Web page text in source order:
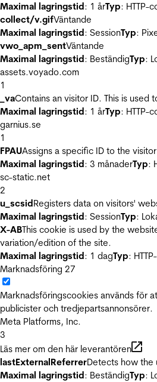
Maximal lagringstid: 1 årTyp: HTTP-
collect/v.gifVäntande
Maximal lagringstid: SessionTyp:
vwo_apm_sentVäntande
Maximal lagringstid: BeständigTyp:
assets.voyado.com
1
_vaContains an visitor ID. This is
Maximal lagringstid: 1 årTyp: HTTP-
garnius.se
1
FPAUAssigns a specific ID to the
Maximal lagringstid: 3 månaderTyp:
sc-static.net
2
u_scsidRegisters data on visitors'
Maximal lagringstid: SessionTyp:
X-ABThis cookie is used by the
variation/edition of the site.
Maximal lagringstid: 1 dagTyp:
Marknadsföring 27
Marknadsföringscookies används för
publicister och tredjepartsannonsörer.
Meta Platforms, Inc.
3
Läs mer om den här leverantören
lastExternalReferrerDetects how the
Maximal lagringstid: BeständigTyp: